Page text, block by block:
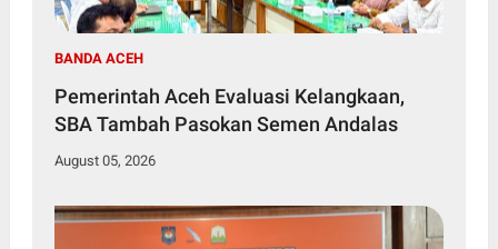
BANDA ACEH
Pemerintah Aceh Evaluasi Kelangkaan,
SBA Tambah Pasokan Semen Andalas
August 05, 2026